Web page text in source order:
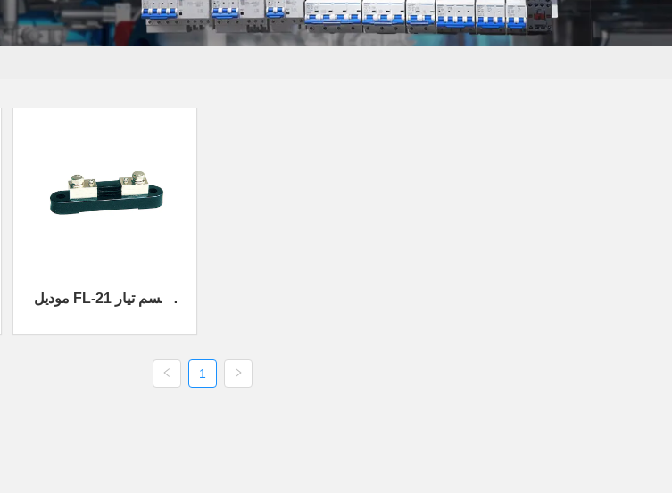
موديل FL-21 مقسم تيار
طرفي
1